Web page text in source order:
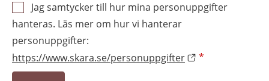
Jag samtycker till hur mina personuppgifter
hanteras. Läs mer om hur vi hanterar
personuppgifter:
https://www.skara.se/personuppgifter
*